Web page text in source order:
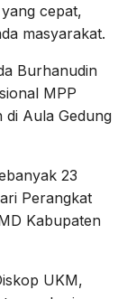
cepat,
masyarakat.
Burhanudin
MPP
di Aula Gedung
23
Perangkat
Kabupaten
UKM,